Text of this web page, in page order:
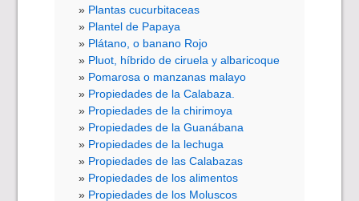
Plantas cucurbitaceas
Plantel de Papaya
Plátano, o banano Rojo
Pluot, híbrido de ciruela y albaricoque
Pomarosa o manzanas malayo
Propiedades de la Calabaza.
Propiedades de la chirimoya
Propiedades de la Guanábana
Propiedades de la lechuga
Propiedades de las Calabazas
Propiedades de los alimentos
Propiedades de los Moluscos